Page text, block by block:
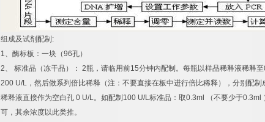
组成及试剂配制 :
1、酶标板：一块（96孔）
2、 标准品（冻干品）： 2瓶，请临用前15分钟内配制。每瓶以样品稀释液稀释至
200 U/L ，然后做系列倍比稀释（注：不要直接在板中进行倍比稀释），分别配制
稀释液直接作为空白孔 0 U/L。如配制 100 U/L标准品：取0.3ml （不要少于0.3ml
可，其余浓度以此类推。